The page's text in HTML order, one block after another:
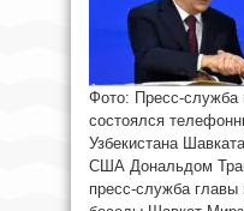
Фото: Пресс-служба
состоялся
Узбекистана
США Дональдом
пресс-служба главы